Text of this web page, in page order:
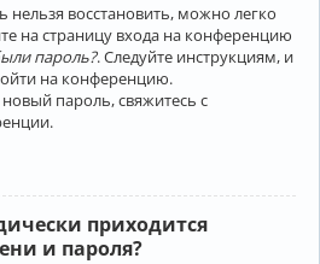
нельзя восстановить, можно легко
на страницу входа на конференцию
пароль?. Следуйте инструкциям, и
на конференцию.
пароль, свяжитесь с
приходится
и пароля?